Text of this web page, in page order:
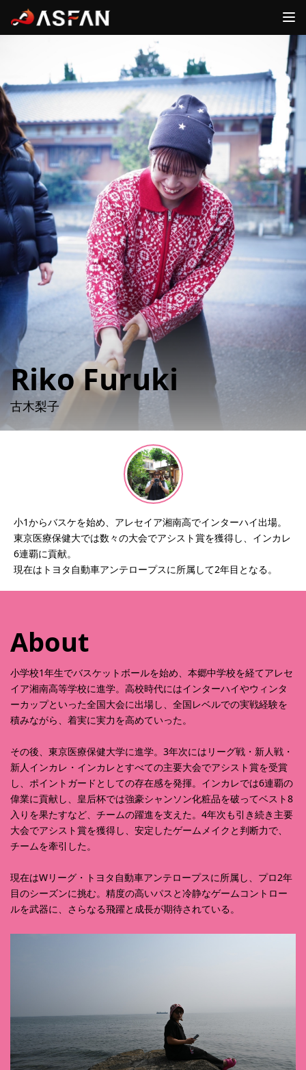
ログイン
アスリート
ログイン
FANS
ホーム
新規登録
ログイン
アスリート一覧
新着ニュース
詳細内容確認
ATHLETES
新規登録
ログイン
詳細内容確認
ASFAN
運営会社
お問合せ
Riko Furuki
古木梨子
小1からバスケを始め、アレセイア湘南高でインターハイ出場。
東京医療保健大では数々の大会でアシスト賞を獲得し、インカレ
6連覇に貢献。
現在はトヨタ自動車アンテロープスに所属して2年目となる。
About
小学校1年生でバスケットボールを始め、本郷中学校を経てアレセ
イア湘南高等学校に進学。高校時代にはインターハイやウィンタ
ーカップといった全国大会に出場し、全国レベルでの実戦経験を
積みながら、着実に実力を高めていった。
その後、東京医療保健大学に進学。3年次にはリーグ戦・新人戦・
新人インカレ・インカレとすべての主要大会でアシスト賞を受賞
し、ポイントガードとしての存在感を発揮。インカレでは6連覇の
偉業に貢献し、皇后杯では強豪シャンソン化粧品を破ってベスト8
入りを果たすなど、チームの躍進を支えた。4年次も引き続き主要
大会でアシスト賞を獲得し、安定したゲームメイクと判断力で、
チームを牽引した。
現在はWリーグ・トヨタ自動車アンテロープスに所属し、プロ2年
目のシーズンに挑む。精度の高いパスと冷静なゲームコントロー
ルを武器に、さらなる飛躍と成長が期待されている。